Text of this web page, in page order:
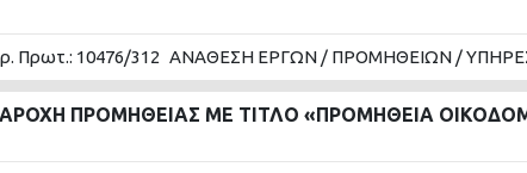
Πρωτ.: 10476/312 ΑΝΑΘΕΣΗ ΕΡΓΩΝ / ΠΡΟΜΗΘΕΙΩΝ /
ΠΡΟΜΗΘΕΙΑΣ ΜΕ ΤΙΤΛΟ «ΠΡΟΜΗΘΕΙΑ